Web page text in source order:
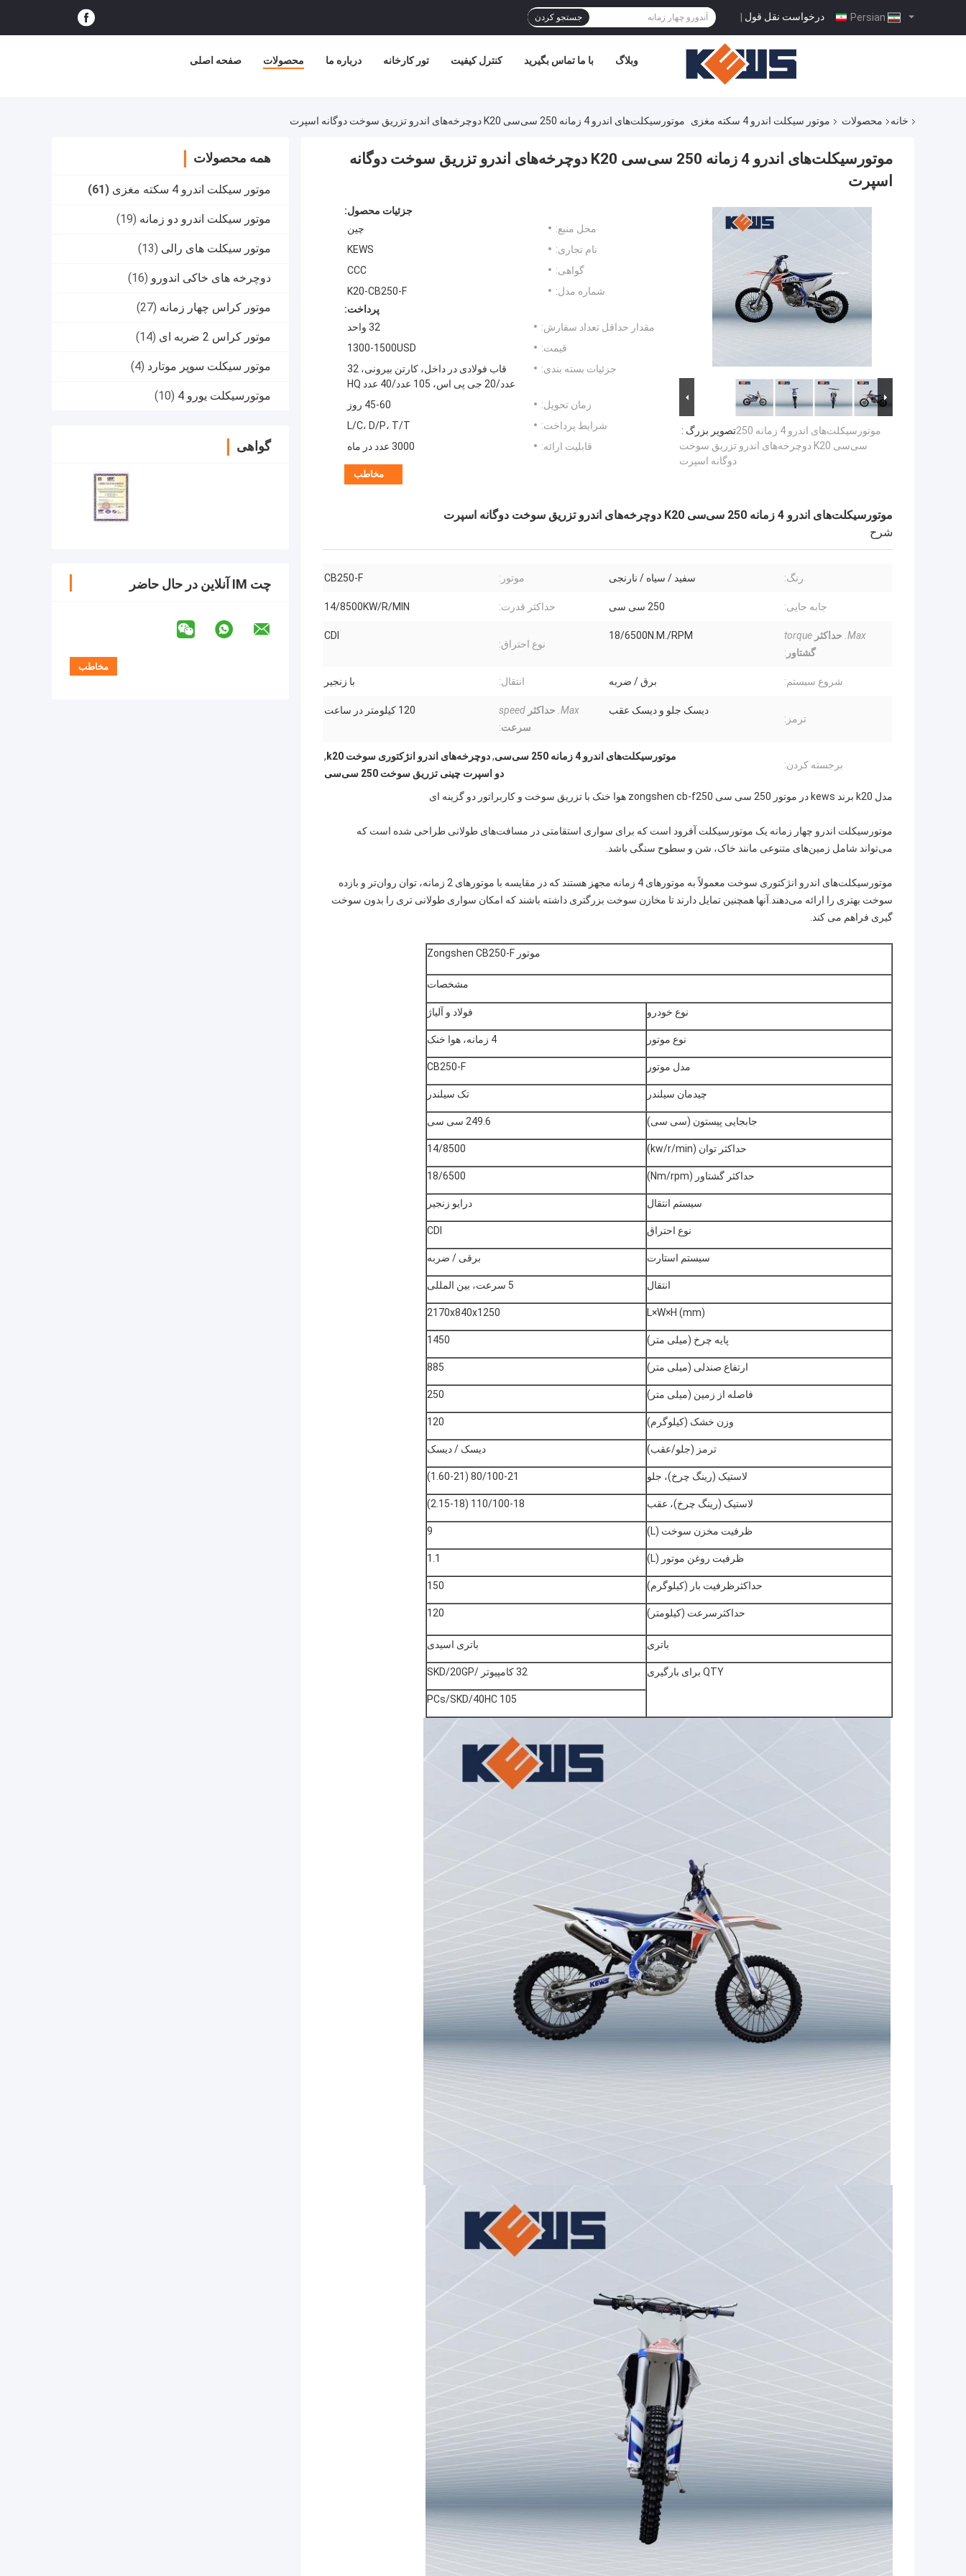
درخواست نقل قول | جستجو کردن
صفحه اصلی محصولات درباره ما تور کارخانه کنترل کیفیت با ما تماس بگیرید وبلاگ
خانه محصولات موتور سیکلت اندرو 4 سکته مغزی موتورسیکلت‌های اندرو 4 زمانه 250 سی‌سی K20 دوچرخه‌های اندرو تزریق سوخت دوگانه اسپرت
همه محصولات
موتور سیکلت اندرو 4 سکته مغزی (61)
موتور سیکلت اندرو دو زمانه (19)
موتور سیکلت های رالی (13)
دوچرخه های خاکی اندورو (16)
موتور کراس چهار زمانه (27)
موتور کراس 2 ضربه ای (14)
موتور سیکلت سوپر موتارد (4)
موتورسیکلت یورو 4 (10)
گواهی
چت IM آنلاین در حال حاضر
موتورسیکلت‌های اندرو 4 زمانه 250 سی‌سی K20 دوچرخه‌های اندرو تزریق سوخت دوگانه
اسپرت
تصویر بزرگ :موتورسیکلت‌های اندرو 4 زمانه 250
سی‌سی K20 دوچرخه‌های اندرو تزریق سوخت
دوگانه اسپرت
جزئیات محصول:
محل منبع:
چین
نام تجاری:
KEWS
گواهی:
CCC
شماره مدل:
K20-CB250-F
پرداخت:
مقدار حداقل تعداد سفارش:
32 واحد
قیمت:
1300-1500USD
جزئیات بسته بندی:
قاب فولادی در داخل، کارتن بیرونی، 32
عدد/20 جی پی اس، 105 عدد/40 عدد HQ
زمان تحویل:
45-60 روز
شرایط پرداخت:
L/C، D/P، T/T
قابلیت ارائه:
3000 عدد در ماه
مخاطب
موتورسیکلت‌های اندرو 4 زمانه 250 سی‌سی K20 دوچرخه‌های اندرو تزریق سوخت دوگانه اسپرت
شرح
رنگ: سفید / سیاه / نارنجی موتور: CB250-F
جابه جایی: 250 سی سی حداکثر قدرت: 14/8500KW/R/MIN
Max. حداکثر torque
گشتاور :
18/6500N.M./RPM
نوع احتراق:
CDI
شروع سیستم: برق / ضربه انتقال: با زنجیر
ترمز:
دیسک جلو و دیسک عقب Max. حداکثر speed
سرعت:
120 کیلومتر در ساعت
برجسته کردن:
موتورسیکلت‌های اندرو 4 زمانه 250 سی‌سی ,دوچرخه‌های اندرو انژکتوری سوخت k20
,
دو اسپرت چینی تزریق سوخت 250 سی‌سی
مدل k20 برند kews در موتور 250 سی سی zongshen cb-f250 هوا خنک با تزریق سوخت و کاربراتور دو گزینه ای
موتورسیکلت اندرو چهار زمانه یک موتورسیکلت آفرود است که برای سواری استقامتی در مسافت‌های طولانی طراحی شده است که
می‌تواند شامل زمین‌های متنوعی مانند خاک، شن و سطوح سنگی باشد.
موتورسیکلت‌های اندرو انژکتوری سوخت معمولاً به موتورهای 4 زمانه مجهز هستند که در مقایسه با موتورهای 2 زمانه، توان روان‌تر و بازده
سوخت بهتری را ارائه می‌دهند.آنها همچنین تمایل دارند تا مخازن سوخت بزرگتری داشته باشند که امکان سواری طولانی تری را بدون سوخت
گیری فراهم می کند.
موتور Zongshen CB250-F
مشخصات
نوع خودرو فولاد و آلیاژ
نوع موتور 4 زمانه، هوا خنک
مدل موتور CB250-F
چیدمان سیلندر تک سیلندر
جابجایی پیستون (سی سی) 249.6 سی سی
حداکثر توان (kw/r/min) 14/8500
حداکثر گشتاور (Nm/rpm) 18/6500
سیستم انتقال درایو زنجیر
نوع احتراق CDI
سیستم استارت برقی / ضربه
انتقال 5 سرعت، بین المللی
L×W×H (mm)
2170x840x1250
پایه چرخ (میلی متر) 1450
ارتفاع صندلی (میلی متر) 885
فاصله از زمین (میلی متر) 250
وزن خشک (کیلوگرم) 120
ترمز (جلو/عقب) دیسک / دیسک
لاستیک (رینگ چرخ)، جلو 80/100-21 (1.60-21)
لاستیک (رینگ چرخ)، عقب 110/100-18 (2.15-18)
ظرفیت مخزن سوخت (L) 9
ظرفیت روغن موتور (L) 1.1
حداکثرظرفیت بار (کیلوگرم) 150
حداکثرسرعت (کیلومتر) 120
باتری باتری اسیدی
QTY برای بارگیری 32 کامپیوتر /SKD/20GP
105 PCs/SKD/40HC